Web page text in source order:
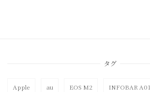
タグ
Apple au EOS M2 INFOBAR A01